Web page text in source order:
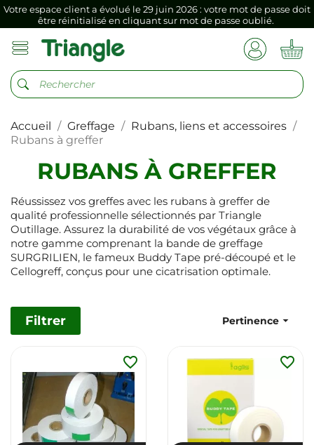
Votre espace client a évolué le 29 juin 2026 : votre mot de passe doit
être réinitialisé en cliquant sur mot de passe oublié.
Si vous aviez mémorisé votre précédent mot de passe dans votre
navigateur internet, il doit être réenregistré à la première connexion
Votre espace client a évolué le 29 juin 2026 : votre mot de passe doit
être réinitialisé en cliquant sur mot de passe oublié.
Si vous aviez mémorisé votre précédent mot de passe dans votre
navigateur internet, il doit être réenregistré à la première connexion
Accueil Greffage
Rubans, liens et accessoires
Rubans à greffer
RUBANS À GREFFER
Réussissez vos greffes avec les rubans à greffer de
qualité professionnelle sélectionnés par Triangle
Outillage. Assurez la durabilité de vos végétaux grâce à
notre gamme comprenant la bande de greffage
SURGRILIEN, le fameux Buddy Tape pré-découpé et le
Cellogreff, conçus pour une cicatrisation optimale.
Filtrer Pertinence
favorite_border favorite_border